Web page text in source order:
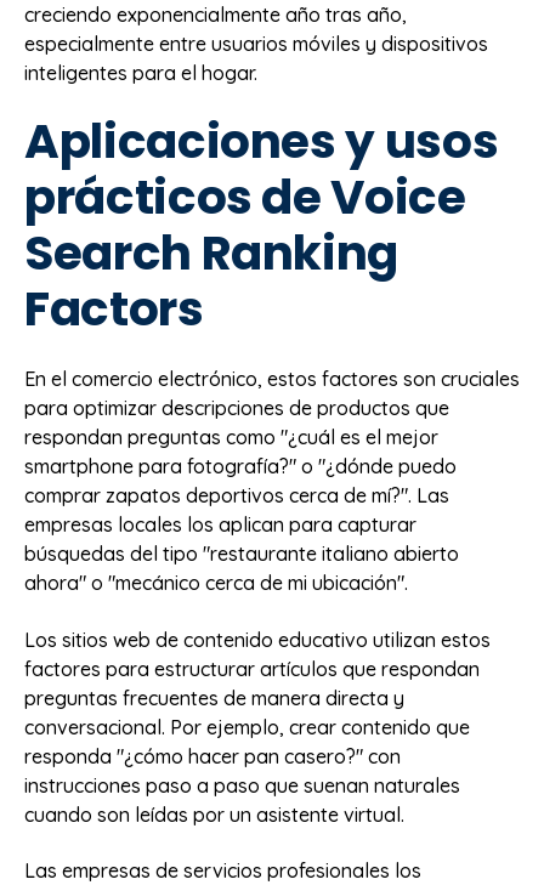
creciendo exponencialmente año tras año,
especialmente entre usuarios móviles y dispositivos
inteligentes para el hogar.
Aplicaciones y usos
prácticos de Voice
Search Ranking
Factors
En el comercio electrónico, estos factores son cruciales
para optimizar descripciones de productos que
respondan preguntas como "¿cuál es el mejor
smartphone para fotografía?" o "¿dónde puedo
comprar zapatos deportivos cerca de mí?". Las
empresas locales los aplican para capturar
búsquedas del tipo "restaurante italiano abierto
ahora" o "mecánico cerca de mi ubicación".
Los sitios web de contenido educativo utilizan estos
factores para estructurar artículos que respondan
preguntas frecuentes de manera directa y
conversacional. Por ejemplo, crear contenido que
responda "¿cómo hacer pan casero?" con
instrucciones paso a paso que suenan naturales
cuando son leídas por un asistente virtual.
Las empresas de servicios profesionales los